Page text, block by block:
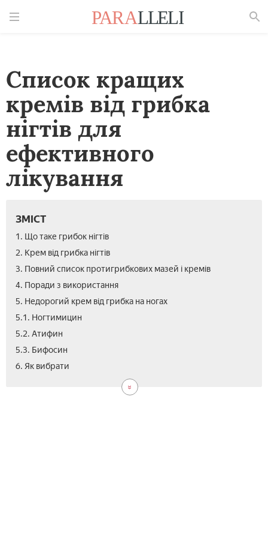
Список кращих
кремів від грибка
нігтів для
ефективного
лікування
ЗМІСТ
1. Що таке грибок нігтів
2. Крем від грибка нігтів
3. Повний список протигрибкових мазей і кремів
4. Поради з використання
5. Недорогий крем від грибка на ногах
5.1. Ногтимицин
5.2. Атифин
5.3. Бифосин
6. Як вибрати